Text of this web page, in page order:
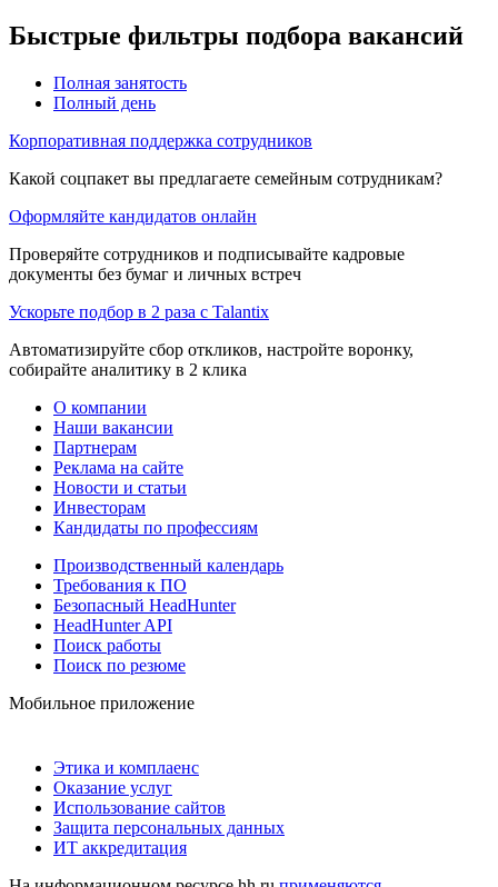
Быстрые фильтры подбора вакансий
Полная занятость
Полный день
Корпоративная поддержка сотрудников
Какой соцпакет вы предлагаете семейным сотрудникам?
Оформляйте кандидатов онлайн
Проверяйте сотрудников и подписывайте кадровые
документы без бумаг и личных встреч
Ускорьте подбор в 2 раза с Talantix
Автоматизируйте сбор откликов, настройте воронку,
собирайте аналитику в 2 клика
О компании
Наши вакансии
Партнерам
Реклама на сайте
Новости и статьи
Инвесторам
Кандидаты по профессиям
Производственный календарь
Требования к ПО
Безопасный HeadHunter
HeadHunter API
Поиск работы
Поиск по резюме
Мобильное приложение
Этика и комплаенс
Оказание услуг
Использование сайтов
Защита персональных данных
ИТ аккредитация